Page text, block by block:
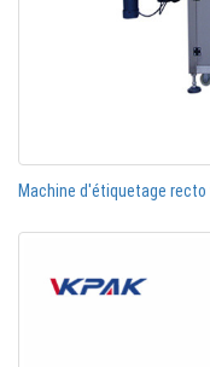
Machine d'étiquetage